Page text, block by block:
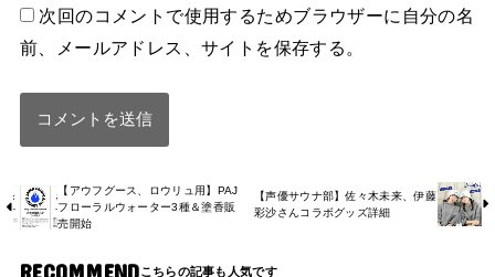
次回のコメントで使用するためブラウザーに自分の名
前、メールアドレス、サイトを保存する。
【アウフグース、ロウリュ用】PAJ
フローラルウォーター3種＆塗香販
売開始
【声優サウナ部】佐々木未来、伊藤
彩沙さんコラボグッズ詳細